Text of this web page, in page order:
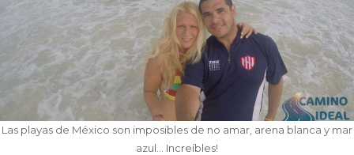
Las playas de México son imposibles de no amar, arena blanca y mar
azul… Increíbles!